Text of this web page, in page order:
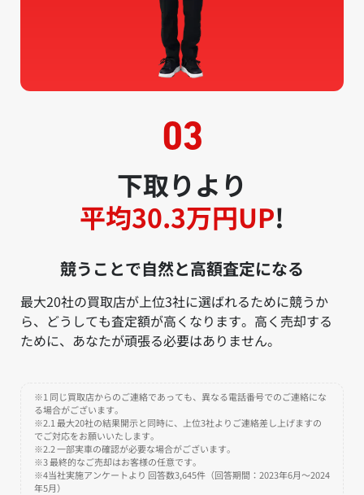
下取りより
平均30.3万円UP!
競うことで自然と高額査定になる
最大20社の買取店が上位3社に選ばれるために競うか
ら、どうしても査定額が高くなります。高く売却する
ために、あなたが頑張る必要はありません。
※1 同じ買取店からのご連絡であっても、異なる電話番号でのご連絡にな
る場合がございます。
※2.1 最大20社の結果開示と同時に、上位3社よりご連絡差し上げますの
でご対応をお願いいたします。
※2.2 一部実車の確認が必要な場合がございます。
※3 最終的なご売却はお客様の任意です。
※4当社実施アンケートより 回答数3,645件（回答期間：2023年6月～2024
年5月）